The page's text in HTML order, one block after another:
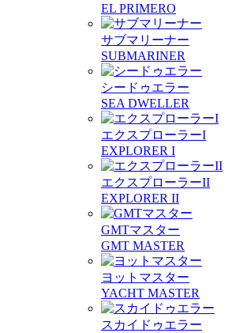
EL PRIMERO
サブマリーナー
SUBMARINER
シードゥエラー
SEA DWELLER
エクスプローラーI
EXPLORER I
エクスプローラーII
EXPLORER II
GMTマスター
GMT MASTER
ヨットマスター
YACHT MASTER
スカイドゥエラー